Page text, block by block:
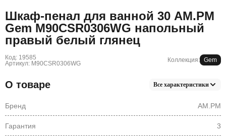
Шкаф-пенал для ванной 30 AM.PM
Gem M90CSR0306WG напольный
правый белый глянец
Код: 19585
Артикул: M90CSR0306WG
Коллекция: Gem
О товаре Все характеристики
Бренд AM.PM
Гарантия 3